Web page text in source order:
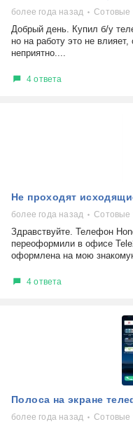
более года назад Сотовые
Добрый день. Купил б/у
но на работу это не
неприятно....
4 ответа
Не проходят
более года назад Сотовые
Здравствуйте. Телефон
переоформили в офисе
оформлена на мою
4 ответа
Полоса на экране
более года назад Сотовые